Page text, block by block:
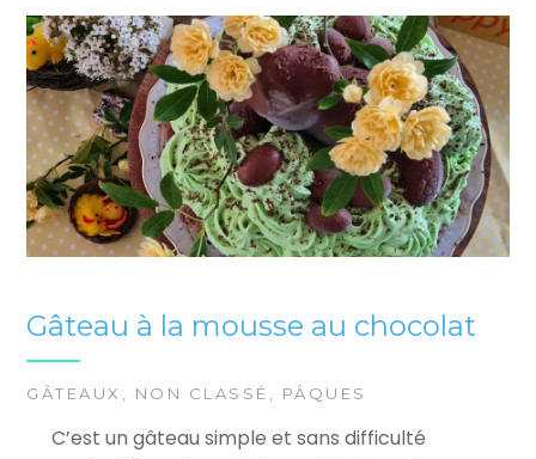
Gâteau à la mousse au chocolat
GÂTEAUX , NON CLASSÉ , PÂQUES
C’est un gâteau simple et sans difficulté